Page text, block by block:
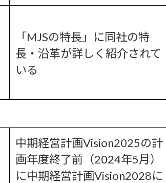
「MJSの特長」に同社の特
長・沿革が詳しく紹介されて
いる
中期経営計画Vision2025の計
画年度終了前（2024年5月）
に中期経営計画Vision2028に